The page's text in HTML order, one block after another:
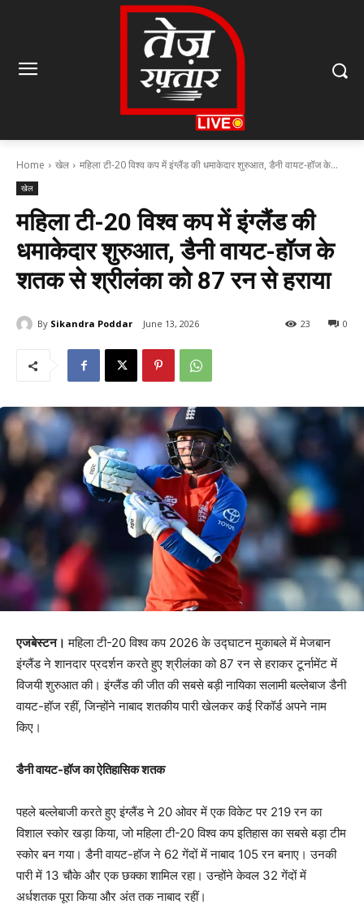
Home खेल महिला टी-20 विश्व कप में इंग्लैंड की धमाकेदार शुरुआत, डैनी वायट-हॉज के...
खेल
महिला टी-20 विश्व कप में इंग्लैंड की
धमाकेदार शुरुआत, डैनी वायट-हॉज के
शतक से श्रीलंका को 87 रन से हराया
By Sikandra Poddar June 13, 2026 0
23
एजबेस्टन। महिला टी-20 विश्व कप 2026 के उद्घाटन मुकाबले में मेजबान
इंग्लैंड ने शानदार प्रदर्शन करते हुए श्रीलंका को 87 रन से हराकर टूर्नामेंट में
विजयी शुरुआत की। इंग्लैंड की जीत की सबसे बड़ी नायिका सलामी बल्लेबाज डैनी
वायट-हॉज रहीं, जिन्होंने नाबाद शतकीय पारी खेलकर कई रिकॉर्ड अपने नाम
किए।
डैनी वायट-हॉज का ऐतिहासिक शतक
पहले बल्लेबाजी करते हुए इंग्लैंड ने 20 ओवर में एक विकेट पर 219 रन का
विशाल स्कोर खड़ा किया, जो महिला टी-20 विश्व कप इतिहास का सबसे बड़ा टीम
स्कोर बन गया। डैनी वायट-हॉज ने 62 गेंदों में नाबाद 105 रन बनाए। उनकी
पारी में 13 चौके और एक छक्का शामिल रहा। उन्होंने केवल 32 गेंदों में
अर्धशतक पूरा किया और अंत तक नाबाद रहीं।